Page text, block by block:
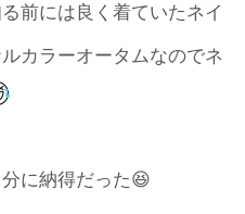
前には良く着ていたネイ
カラーオータムなのでネ
に納得だった😆